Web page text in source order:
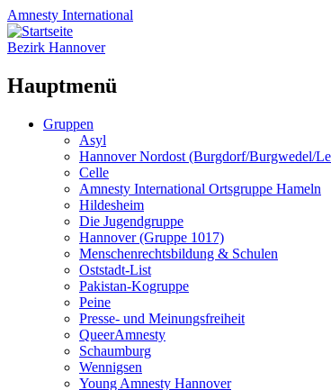
Amnesty International
Bezirk Hannover
Hauptmenü
Zum
Gruppen
Asyl
Hannover Nordost (Burgdorf/Burgwedel/
Celle
Amnesty International Ortsgruppe Hameln
Hildesheim
Die Jugendgruppe
Hannover (Gruppe 1017)
Menschenrechtsbildung & Schulen
Oststadt-List
Pakistan-Kogruppe
Peine
Presse- und Meinungsfreiheit
QueerAmnesty
Schaumburg
Wennigsen
Young Amnesty Hannover